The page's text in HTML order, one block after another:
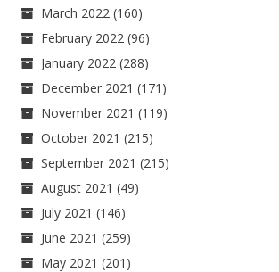
March 2022 (160)
February 2022 (96)
January 2022 (288)
December 2021 (171)
November 2021 (119)
October 2021 (215)
September 2021 (215)
August 2021 (49)
July 2021 (146)
June 2021 (259)
May 2021 (201)